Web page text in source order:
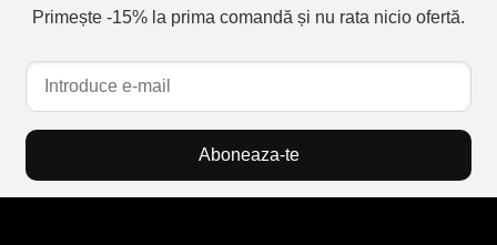
Primește -15% la prima comandă și nu rata nicio ofertă.
Aboneaza-te